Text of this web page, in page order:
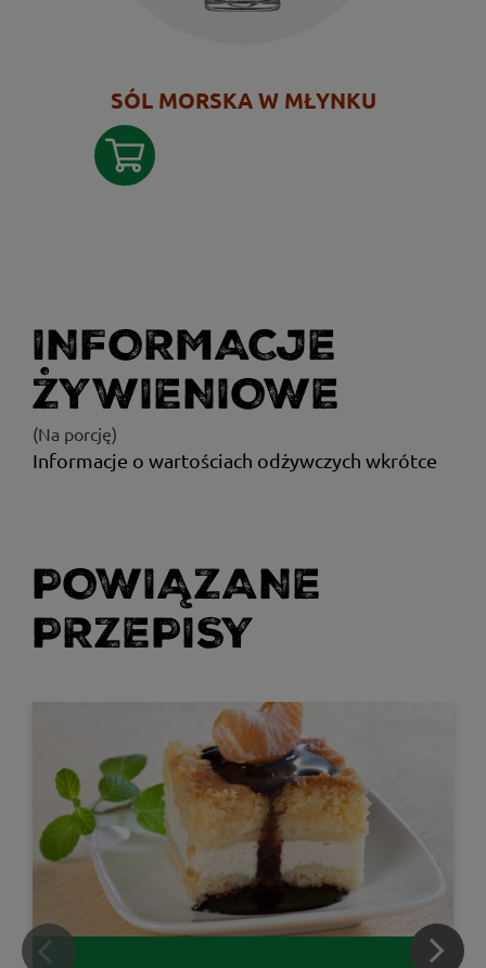
SÓL MORSKA W MŁYNKU
INFORMACJE
ŻYWIENIOWE
(Na porcję)
Informacje o wartościach odżywczych wkrótce
POWIĄZANE
PRZEPISY